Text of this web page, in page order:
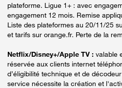
plateforme. Ligue 1+ : avec
engagement 12 mois. Remise
Liste des plateformes au 20/11/25
et tarifs sur orange.fr. Perte de la
Netflix/Disney+/Apple TV : valable
réservée aux clients internet
d’éligibilité technique et de
service nécessite la création et